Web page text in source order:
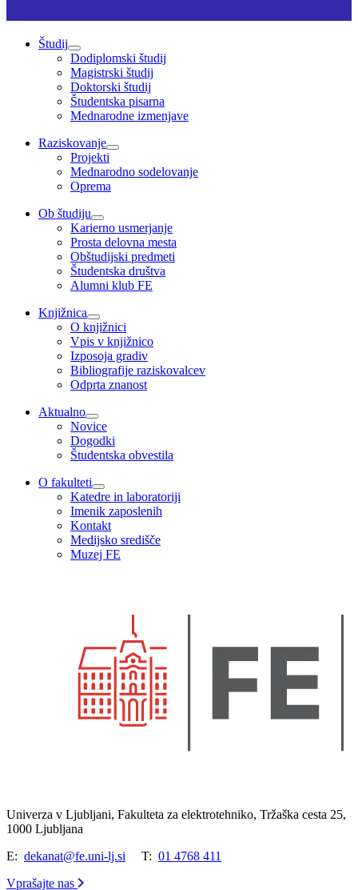
Študij
Dodiplomski študij
Magistrski študij
Doktorski študij
Študentska pisarna
Mednarodne izmenjave
Raziskovanje
Projekti
Mednarodno sodelovanje
Oprema
Ob študiju
Karierno usmerjanje
Prosta delovna mesta
Obštudijski predmeti
Študentska društva
Alumni klub FE
Knjižnica
O knjižnici
Vpis v knjižnico
Izposoja gradiv
Bibliografije raziskovalcev
Odprta znanost
Aktualno
Novice
Dogodki
Študentska obvestila
O fakulteti
Katedre in laboratoriji
Imenik zaposlenih
Kontakt
Medijsko središče
Muzej FE
Univerza v Ljubljani, Fakulteta za elektrotehniko, Tržaška cesta 25,
1000 Ljubljana
E: dekanat@fe.uni-lj.si T: 01 4768 411
Vprašajte nas